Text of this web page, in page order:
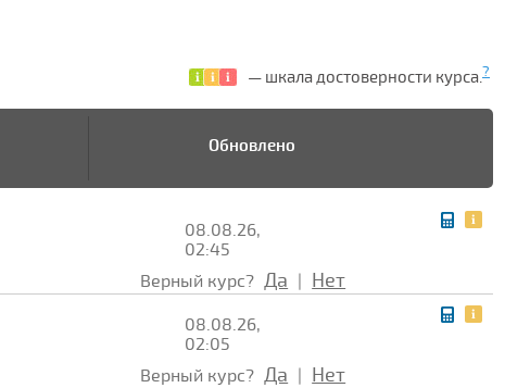
— шкала достоверности курса.?
Обновлено
08.08.26,
02:45
Верный курс? Да Нет
08.08.26,
02:05
Верный курс? Да Нет